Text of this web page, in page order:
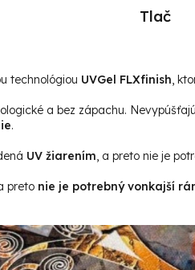
Tlač
technológiou UVGel FLXfinish,
a bez zápachu.
.
UV žiarením, a preto nie je
preto nie je potrebný vonkajší